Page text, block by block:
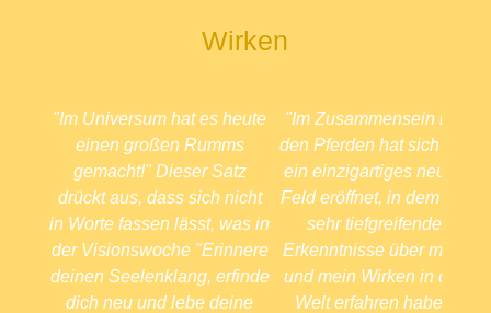
Wirken
"Im Universum hat es heute
einen großen Rumms
gemacht!" Dieser Satz
drückt aus, dass sich nicht
in Worte fassen lässt, was in
der Visionswoche "Erinnere
deinen Seelenklang, erfinde
dich neu und lebe deine
"Im Zusammensein mit
den Pferden hat sich mir
ein einzigartiges neues
Feld eröffnet, in dem ich
sehr tiefgreifende
Erkenntnisse über mich
und mein Wirken in der
Welt erfahren habe."